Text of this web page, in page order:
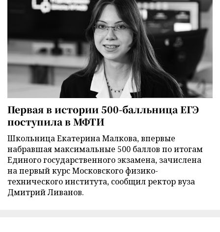
Первая в истории 500-балльница ЕГЭ
поступила в МФТИ
Школьница Екатерина Малкова, впервые
набравшая максимальные 500 баллов по итогам
Единого государственного экзамена, зачислена
на первый курс Московского физико-
технического института, сообщил ректор вуза
Дмитрий Ливанов.